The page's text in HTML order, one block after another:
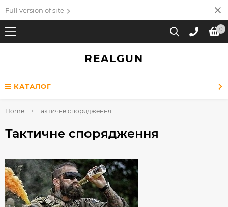
Full version of site
0
REALGUN
КАТАЛОГ
Home Тактичне спорядження
Тактичне спорядження